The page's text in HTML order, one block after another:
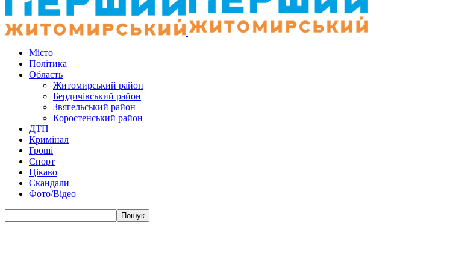
Місто
Політика
Область
Житомирський район
Бердичівський район
Звягельський район
Коростенський район
ДТП
Кримінал
Гроші
Спорт
Цікаво
Скандали
Фото/Відео